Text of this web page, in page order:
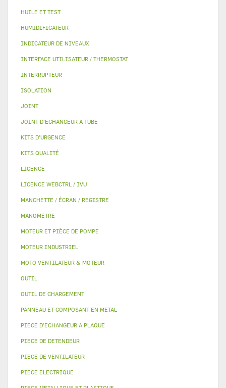
HUILE ET TEST
HUMIDIFICATEUR
INDICATEUR DE NIVEAUX
INTERFACE UTILISATEUR / THERMOSTAT
INTERRUPTEUR
ISOLATION
JOINT
JOINT D'ECHANGEUR A TUBE
KITS D'URGENCE
KITS QUALITÉ
LICENCE
LICENCE WEBCTRL / IVU
MANCHETTE / ÉCRAN / REGISTRE
MANOMETRE
MOTEUR ET PIÈCE DE POMPE
MOTEUR INDUSTRIEL
MOTO VENTILATEUR & MOTEUR
OUTIL
OUTIL DE CHARGEMENT
PANNEAU ET COMPOSANT EN METAL
PIECE D'ECHANGEUR A PLAQUE
PIECE DE DETENDEUR
PIECE DE VENTILATEUR
PIECE ELECTRIQUE